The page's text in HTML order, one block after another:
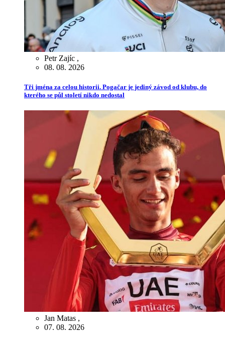
Petr Zajíc ,
08. 08. 2026
Tři jména za celou historii. Pogačar je jediný závod od klubu, do
kterého se půl století nikdo nedostal
Jan Matas ,
07. 08. 2026